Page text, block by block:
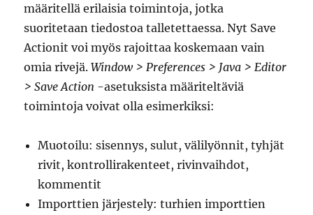
määritellä erilaisia toimintoja, jotka
suoritetaan tiedostoa talletettaessa. Nyt Save
Actionit voi myös rajoittaa koskemaan vain
omia rivejä.Window > Preferences > Java > Editor
> Save Action -asetuksista määriteltäviä
toimintoja voivat olla esimerkiksi:
Muotoilu: sisennys, sulut, välilyönnit, tyhjät
rivit, kontrollirakenteet, rivinvaihdot,
kommentit
Importtien järjestely: turhien importtien